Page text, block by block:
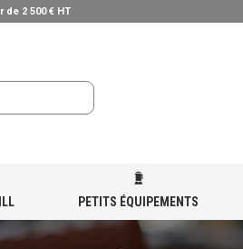
2 500 € HT
PETITS ÉQUIPEMENTS
À KEBAB ÉLECTRIQUE